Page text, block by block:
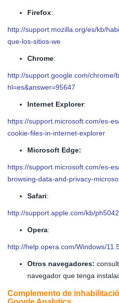
Firefox:
http://support.mozilla.org/es/kb/
que-los-sitios-we
Chrome:
http://support.google.com/chrome/
hl=es&answer=95647
Internet Explorer:
https://support.microsoft.com/es-
cookie-files-in-internet-explorer
Microsoft Edge:
https://support.microsoft.com/es-
browsing-data-and-privacy-
Safari:
http://support.apple.com/kb/ph5042
Opera:
http://help.opera.com/Windows/
Otros navegadores:
navegador que tenga
Complemento de